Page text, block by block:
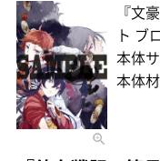
『文
ト ブ
本体
本体